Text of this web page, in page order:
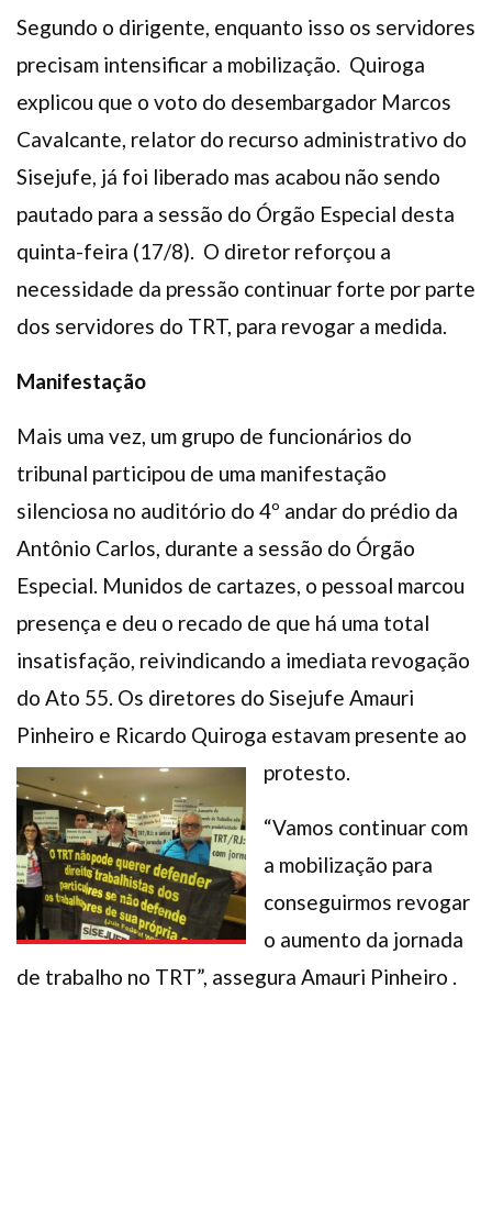
Segundo o dirigente, enquanto isso os servidores
precisam intensificar a mobilização. Quiroga
explicou que o voto do desembargador Marcos
Cavalcante, relator do recurso administrativo do
Sisejufe, já foi liberado mas acabou não sendo
pautado para a sessão do Órgão Especial desta
quinta-feira (17/8). O diretor reforçou a
necessidade da pressão continuar forte por parte
dos servidores do TRT, para revogar a medida.
Manifestação
Mais uma vez, um grupo de funcionários do
tribunal participou de uma manifestação
silenciosa no auditório do 4º andar do prédio da
Antônio Carlos, durante a sessão do Órgão
Especial. Munidos de cartazes, o pessoal marcou
presença e deu o recado de que há uma total
insatisfação, reivindicando a imediata revogação
do Ato 55. Os diretores do Sisejufe Amauri
Pinheiro e Ricardo Quiroga estavam presente ao
protesto.
“Vamos continuar com
a mobilização para
conseguirmos revogar
o aumento da jornada
de trabalho no TRT”, assegura Amauri Pinheiro .